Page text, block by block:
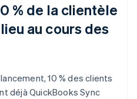
% de la clientèle
au cours des
10 % des clients
déjà QuickBooks Sync